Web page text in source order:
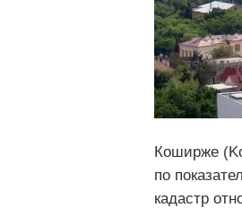
Коширже
по
кадастр